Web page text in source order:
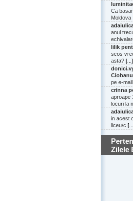
Ca
Moldova
anul
lilik
scos
asta? [...]
pe e-
crinna
aproape
locuri la
in acest
liceu/c
Zilele